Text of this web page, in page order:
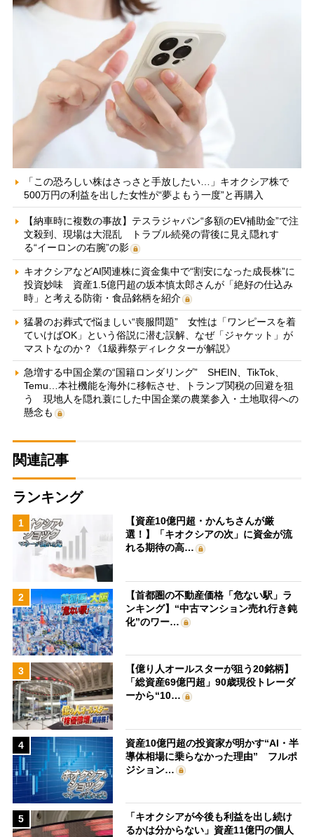
「この恐ろしい株はさっさと手放したい…」キオクシア株で
500万円の利益を出した女性が“夢よもう一度”と再購入
【納車時に複数の事故】テスラジャパン“多額のEV補助金”で注
文殺到、現場は大混乱 トラブル続発の背後に見え隠れす
る“イーロンの右腕”の影
キオクシアなどAI関連株に資金集中で“割安になった成長株”に
投資妙味 資産1.5億円超の坂本慎太郎さんが「絶好の仕込み
時」と考える防衛・食品銘柄を紹介
猛暑のお葬式で悩ましい“喪服問題” 女性は「ワンピースを着
ていけばOK」という俗説に潜む誤解、なぜ「ジャケット」が
マストなのか？《1級葬祭ディレクターが解説》
急増する中国企業の“国籍ロンダリング” SHEIN、TikTok、
Temu…本社機能を海外に移転させ、トランプ関税の回避を狙
う 現地人を隠れ蓑にした中国企業の農業参入・土地取得への
懸念も
関連記事
ランキング
1
【資産10億円超・かんちさんが厳
選！】「キオクシアの次」に資金が流
れる期待の高…
2
【首都圏の不動産価格「危ない駅」ラ
ンキング】“中古マンション売れ行き鈍
化”のワー…
3
【億り人オールスターが狙う20銘柄】
「総資産69億円超」90歳現役トレーダ
ーから“10…
4
資産10億円超の投資家が明かす“AI・半
導体相場に乗らなかった理由” フルポ
ジション…
5
「キオクシアが今後も利益を出し続け
るかは分からない」資産11億円の個人